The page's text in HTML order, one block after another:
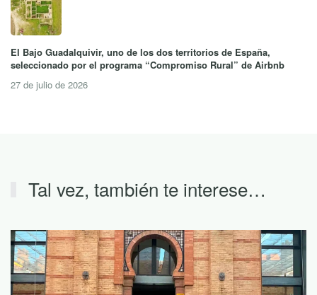
El Bajo Guadalquivir, uno de los dos territorios de España,
seleccionado por el programa “Compromiso Rural” de Airbnb
27 de julio de 2026
Tal vez, también te interese…